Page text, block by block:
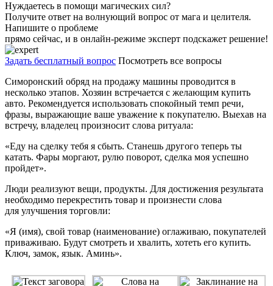
Нуждаетесь в помощи магических сил?
Получите ответ на волнующий вопрос от мага и целителя.
Напишите о проблеме
прямо сейчас, и в онлайн-режиме эксперт подскажет решение!
Задать бесплатный вопрос Посмотреть все вопросы
Симоронский обряд на продажу машины проводится в
несколько этапов. Хозяин встречается с желающим купить
авто. Рекомендуется использовать спокойный темп речи,
фразы, выражающие ваше уважение к покупателю. Выехав на
встречу, владелец произносит слова ритуала:
«Еду на сделку тебя я сбыть. Станешь другого теперь ты
катать. Фары моргают, рулю поворот, сделка моя успешно
пройдет».
Люди реализуют вещи, продукты. Для достижения результата
необходимо перекрестить товар и произнести слова
для улучшения торговли:
«Я (имя), свой товар (наименование) оглаживаю, покупателей
приваживаю. Будут смотреть и хвалить, хотеть его купить.
Ключ, замок, язык. Аминь».